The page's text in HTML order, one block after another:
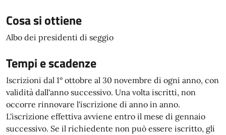
Cosa si ottiene
Albo dei presidenti di seggio
Tempi e scadenze
Iscrizioni dal 1° ottobre al 30 novembre di ogni anno, con
validità dall'anno successivo. Una volta iscritti, non
occorre rinnovare l'iscrizione di anno in anno.
L'iscrizione effettiva avviene entro il mese di gennaio
successivo. Se il richiedente non può essere iscritto, gli